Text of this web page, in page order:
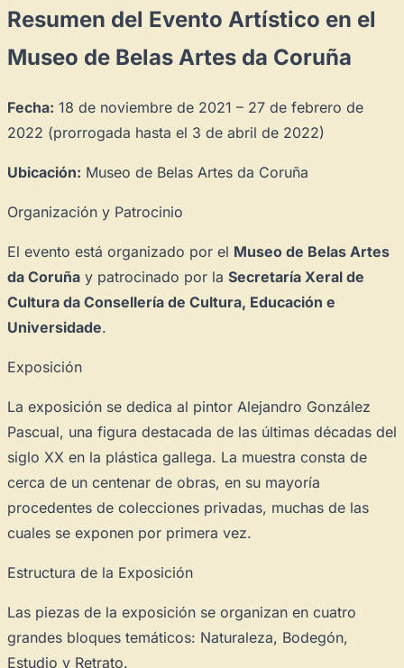
Resumen del Evento Artístico en el
Museo de Belas Artes da Coruña
Fecha: 18 de noviembre de 2021 – 27 de febrero de
2022 (prorrogada hasta el 3 de abril de 2022)
Ubicación: Museo de Belas Artes da Coruña
Organización y Patrocinio
El evento está organizado por el Museo de Belas Artes
da Coruña y patrocinado por la Secretaría Xeral de
Cultura da Consellería de Cultura, Educación e
Universidade.
Exposición
La exposición se dedica al pintor Alejandro González
Pascual, una figura destacada de las últimas décadas del
siglo XX en la plástica gallega. La muestra consta de
cerca de un centenar de obras, en su mayoría
procedentes de colecciones privadas, muchas de las
cuales se exponen por primera vez.
Estructura de la Exposición
Las piezas de la exposición se organizan en cuatro
grandes bloques temáticos: Naturaleza, Bodegón,
Estudio y Retrato.